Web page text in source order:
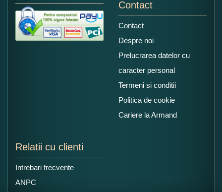
Contact
Contact
Despre noi
Prelucrarea datelor cu
caracter personal
Termeni si conditii
Politica de cookie
Cariere la Armand
Relatii cu clienti
Intrebari frecvente
ANPC